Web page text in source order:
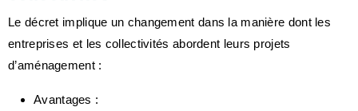
Le décret implique un changement dans la manière dont les
entreprises et les collectivités abordent leurs projets
d’aménagement :
Avantages :